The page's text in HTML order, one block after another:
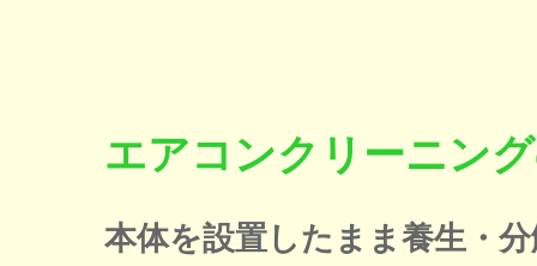
エアコンクリーニン
本体を設置したまま養生・